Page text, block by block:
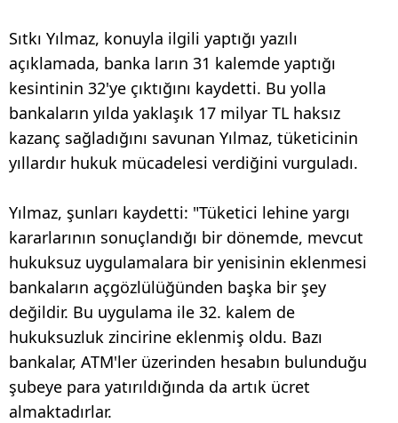
Sıtkı Yılmaz, konuyla ilgili yaptığı yazılı
açıklamada, banka ların 31 kalemde yaptığı
kesintinin 32'ye çıktığını kaydetti. Bu yolla
bankaların yılda yaklaşık 17 milyar TL haksız
kazanç sağladığını savunan Yılmaz, tüketicinin
yıllardır hukuk mücadelesi verdiğini vurguladı.
Yılmaz, şunları kaydetti: "Tüketici lehine yargı
kararlarının sonuçlandığı bir dönemde, mevcut
hukuksuz uygulamalara bir yenisinin eklenmesi
bankaların açgözlülüğünden başka bir şey
değildir. Bu uygulama ile 32. kalem de
hukuksuzluk zincirine eklenmiş oldu. Bazı
bankalar, ATM'ler üzerinden hesabın bulunduğu
şubeye para yatırıldığında da artık ücret
almaktadırlar.